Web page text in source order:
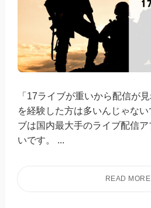
「17ライブが重いから配信が
を経験した方は多いんじゃな
ブは国内最大手のライブ配信
いです。 ...